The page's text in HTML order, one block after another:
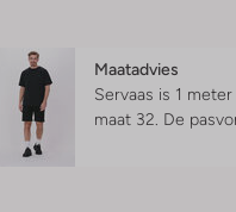
Maatadvies
Servaas is 1
maat 32. De